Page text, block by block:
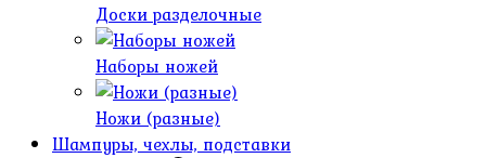
Доски разделочные
Наборы ножей
Ножи (разные)
Шампуры, чехлы, подставки